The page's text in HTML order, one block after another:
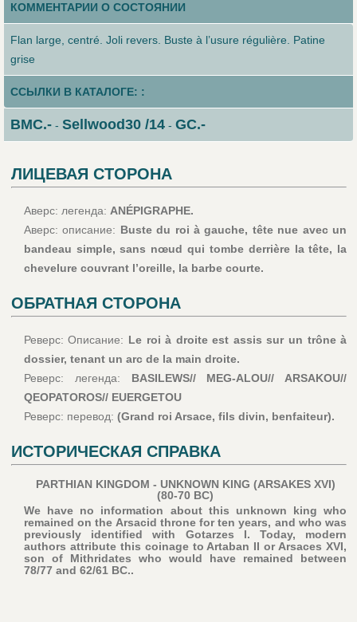
КОММЕНТАРИИ О СОСТОЯНИИ
Flan large, centré. Joli revers. Buste à l’usure régulière. Patine
grise
ССЫЛКИ В КАТАЛОГЕ: :
BMC.-- Sellwood30 /14- GC.-
ЛИЦЕВАЯ СТОРОНА
Аверс: легенда: ANÉPIGRAPHE.
Аверс: описание: Buste du roi à gauche, tête nue avec un
bandeau simple, sans nœud qui tombe derrière la tête, la
chevelure couvrant l’oreille, la barbe courte.
ОБРАТНАЯ СТОРОНА
Реверс: Описание: Le roi à droite est assis sur un trône à
dossier, tenant un arc de la main droite.
Реверс: легенда: BASILEWS// MEG-ALOU// ARSAKOU//
QEOPATOROS// EUERGETOU
Реверс: перевод: (Grand roi Arsace, fils divin, benfaiteur).
ИСТОРИЧЕСКАЯ СПРАВКА
PARTHIAN KINGDOM - UNKNOWN KING (ARSAKES XVI)
(80-70 BC)
We have no information about this unknown king who
remained on the Arsacid throne for ten years, and who was
previously identified with Gotarzes I. Today, modern
authors attribute this coinage to Artaban II or Arsaces XVI,
son of Mithridates who would have remained between
78/77 and 62/61 BC..